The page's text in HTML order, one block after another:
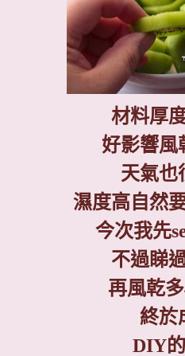
材料厚
好影響風
天氣也
濕度高自然
今次我先
不過睇
再風乾多
終於
DIY